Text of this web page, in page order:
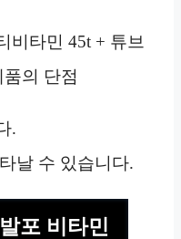
비타민 45t + 튜브
의 단점
.
날 수 있습니다.
포 비타민